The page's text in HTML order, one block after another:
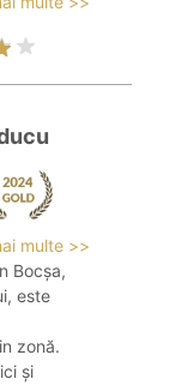
multe >>
Bocșa,
este
zonă.
și